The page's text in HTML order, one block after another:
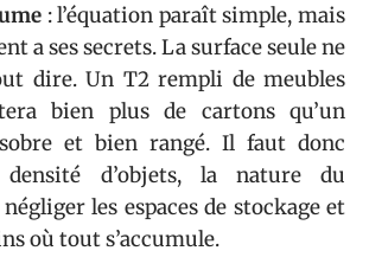
: l’équation paraît simple, mais
a ses secrets. La surface seule ne
dire. Un T2 rempli de meubles
bien plus de cartons qu’un
et bien rangé. Il faut donc
d’objets, la nature du
les espaces de stockage et
où tout s’accumule.